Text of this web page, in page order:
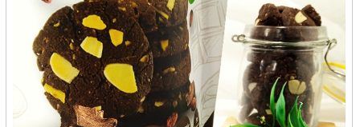
Bali Koe - Denpasar
Bali Tutu - Denpasar
Bali-Jegeg - Denpasar
Banana Foster - Bandar Lampung
Banana Imut - Cilegon
Banana Lova - Bogor
Bandeng Bonafide - Semarang